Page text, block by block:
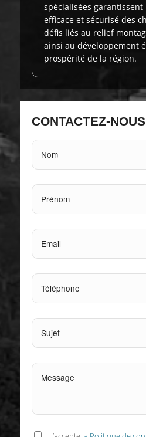
spécialisées
efficace et sécurisé des
défis liés au relief
ainsi au développement
prospérité de la région.
CONTACTEZ-NOUS